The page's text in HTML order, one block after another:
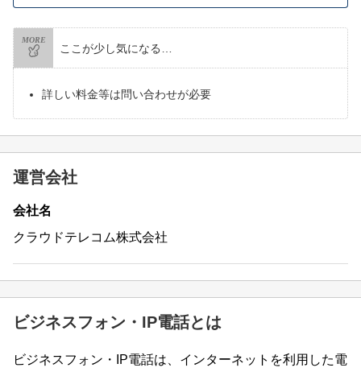
MORE
ここが少し気になる…
詳しい料金等は問い合わせが必要
運営会社
会社名
クラウドテレコム株式会社
ビジネスフォン・IP電話とは
ビジネスフォン・IP電話は、インターネットを利用した電